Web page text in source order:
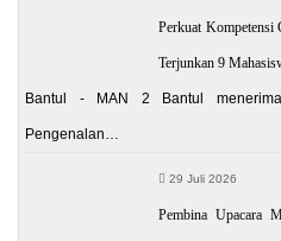
Perkuat
Terjunkan 9
Bantul - MAN 2 Bantul
Pengenalan…
29 Juli 2026
Pembina Upacara